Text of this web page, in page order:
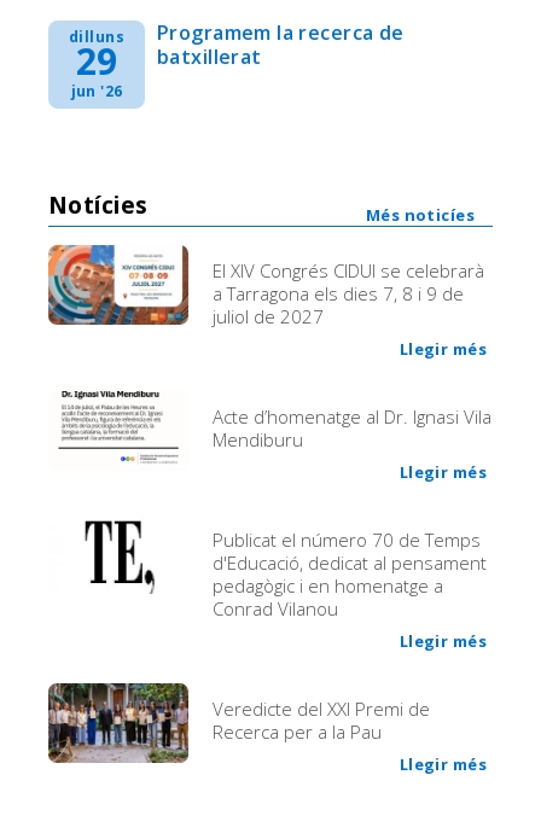
dilluns
29
jun '26
Programem la recerca de
batxillerat
Notícies
El XIV Congrés CIDUI se celebrarà
a Tarragona els dies 7, 8 i 9 de
juliol de 2027
Llegir més
Acte d’homenatge al Dr. Ignasi Vila
Mendiburu
Llegir més
Publicat el número 70 de Temps
d'Educació, dedicat al pensament
pedagògic i en homenatge a
Conrad Vilanou
Llegir més
Veredicte del XXI Premi de
Recerca per a la Pau
Llegir més
Més noticíes